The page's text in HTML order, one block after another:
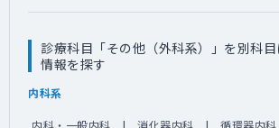
診療科目「その他（外科系）」を別科
情報を探す
内科系
内科・一般内科 消化器内科 循環器内科